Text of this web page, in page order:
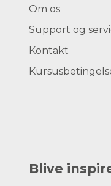
Om os
Support og
Kontakt
Blive